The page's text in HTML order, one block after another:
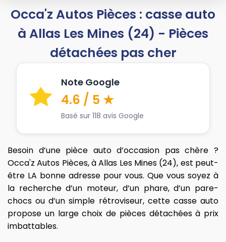
Occa'z Autos Pièces : casse auto
à Allas Les Mines (24) - Pièces
détachées pas cher
Note Google
4.6 / 5 ★
Basé sur 118 avis Google
Besoin d’une pièce auto d’occasion pas chère ?
Occa'z Autos Pièces, à Allas Les Mines (24), est peut-
être LA bonne adresse pour vous. Que vous soyez à
la recherche d’un moteur, d’un phare, d’un pare-
chocs ou d’un simple rétroviseur, cette casse auto
propose un large choix de pièces détachées à prix
imbattables.